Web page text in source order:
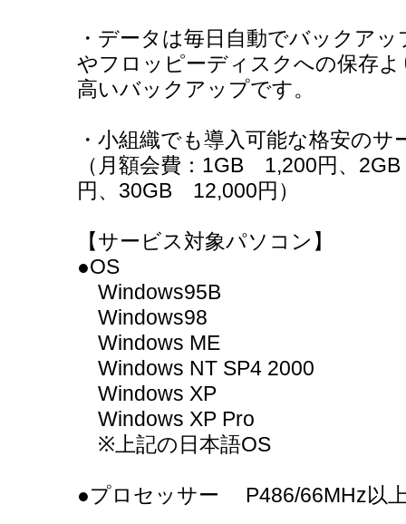
・データは毎日自動でバックア
やフロッピーディスクへの保存
高いバックアップです。
・小組織でも導入可能な格安のサ
（月額会費：1GB 1,200円、
円、30GB 12,000円）
【サービス対象パソコン】
●OS
Windows95B
Windows98
Windows ME
Windows NT SP4 2000
Windows XP
Windows XP Pro
※上記の日本語OS
●プロセッサー P486/66MHz以